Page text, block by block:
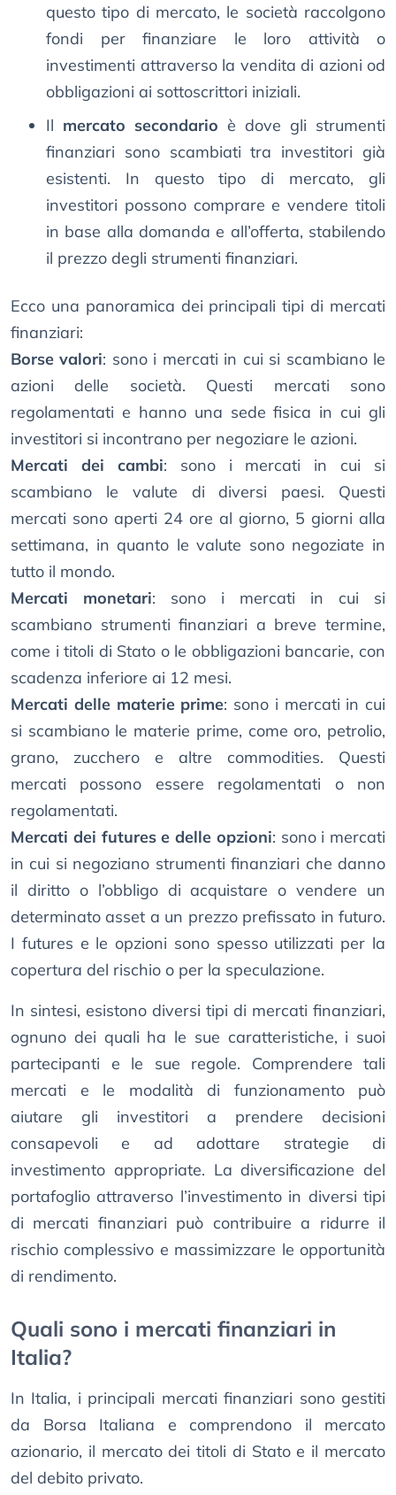
questo tipo di mercato, le società raccolgono
fondi per finanziare le loro attività o
investimenti attraverso la vendita di azioni od
obbligazioni ai sottoscrittori iniziali.
Il mercato secondario è dove gli strumenti
finanziari sono scambiati tra investitori già
esistenti. In questo tipo di mercato, gli
investitori possono comprare e vendere titoli
in base alla domanda e all’offerta, stabilendo
il prezzo degli strumenti finanziari.
Ecco una panoramica dei principali tipi di mercati
finanziari:
Borse valori: sono i mercati in cui si scambiano le
azioni delle società. Questi mercati sono
regolamentati e hanno una sede fisica in cui gli
investitori si incontrano per negoziare le azioni.
Mercati dei cambi: sono i mercati in cui si
scambiano le valute di diversi paesi. Questi
mercati sono aperti 24 ore al giorno, 5 giorni alla
settimana, in quanto le valute sono negoziate in
tutto il mondo.
Mercati monetari: sono i mercati in cui si
scambiano strumenti finanziari a breve termine,
come i titoli di Stato o le obbligazioni bancarie, con
scadenza inferiore ai 12 mesi.
Mercati delle materie prime: sono i mercati in cui
si scambiano le materie prime, come oro, petrolio,
grano, zucchero e altre commodities. Questi
mercati possono essere regolamentati o non
regolamentati.
Mercati dei futures e delle opzioni: sono i mercati
in cui si negoziano strumenti finanziari che danno
il diritto o l’obbligo di acquistare o vendere un
determinato asset a un prezzo prefissato in futuro.
I futures e le opzioni sono spesso utilizzati per la
copertura del rischio o per la speculazione.
In sintesi, esistono diversi tipi di mercati finanziari,
ognuno dei quali ha le sue caratteristiche, i suoi
partecipanti e le sue regole. Comprendere tali
mercati e le modalità di funzionamento può
aiutare gli investitori a prendere decisioni
consapevoli e ad adottare strategie di
investimento appropriate. La diversificazione del
portafoglio attraverso l’investimento in diversi tipi
di mercati finanziari può contribuire a ridurre il
rischio complessivo e massimizzare le opportunità
di rendimento.
Quali sono i mercati finanziari in
Italia?
In Italia, i principali mercati finanziari sono gestiti
da Borsa Italiana e comprendono il mercato
azionario, il mercato dei titoli di Stato e il mercato
del debito privato.